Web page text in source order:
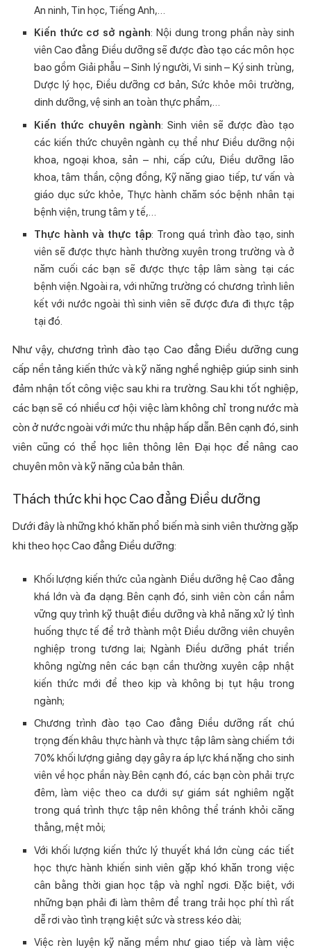
An ninh, Tin học, Tiếng Anh,…
Kiến thức cơ sở ngành: Nội dung trong phần này sinh
viên Cao đẳng Điều dưỡng sẽ được đào tạo các môn học
bao gồm Giải phẫu – Sinh lý người, Vi sinh – Ký sinh trùng,
Dược lý học, Điều dưỡng cơ bản, Sức khỏe môi trường,
dinh dưỡng, vệ sinh an toàn thực phẩm,…
Kiến thức chuyên ngành: Sinh viên sẽ được đào tạo
các kiến thức chuyên ngành cụ thể như Điều dưỡng nội
khoa, ngoại khoa, sản – nhi, cấp cứu, Điều dưỡng lão
khoa, tâm thần, cộng đồng, Kỹ năng giao tiếp, tư vấn và
giáo dục sức khỏe, Thực hành chăm sóc bệnh nhân tại
bệnh viện, trung tâm y tế,…
Thực hành và thực tập: Trong quá trình đào tạo, sinh
viên sẽ được thực hành thường xuyên trong trường và ở
năm cuối các bạn sẽ được thực tập lâm sàng tại các
bệnh viện. Ngoài ra, với những trường có chương trình liên
kết với nước ngoài thì sinh viên sẽ được đưa đi thực tập
tại đó.
Như vậy, chương trình đào tạo Cao đẳng Điều dưỡng cung
cấp nền tảng kiến thức và kỹ năng nghề nghiệp giúp sinh sinh
đảm nhận tốt công việc sau khi ra trường. Sau khi tốt nghiệp,
các bạn sẽ có nhiều cơ hội việc làm không chỉ trong nước mà
còn ở nước ngoài với mức thu nhập hấp dẫn. Bên cạnh đó, sinh
viên cũng có thể học liên thông lên Đại học để nâng cao
chuyên môn và kỹ năng của bản thân.
Thách thức khi học Cao đẳng Điều dưỡng
Dưới đây là những khó khăn phổ biến mà sinh viên thường gặp
khi theo học Cao đẳng Điều dưỡng:
Khối lượng kiến thức của ngành Điều dưỡng hệ Cao đẳng
khá lớn và đa dạng. Bên cạnh đó, sinh viên còn cần nắm
vững quy trình kỹ thuật điều dưỡng và khả năng xử lý tình
huống thực tế để trở thành một Điều dưỡng viên chuyên
nghiệp trong tương lai; Ngành Điều dưỡng phát triển
không ngừng nên các bạn cần thường xuyên cập nhật
kiến thức mới để theo kịp và không bị tụt hậu trong
ngành;
Chương trình đào tạo Cao đẳng Điều dưỡng rất chú
trọng đến khâu thực hành và thực tập lâm sàng chiếm tới
70% khối lượng giảng dạy gây ra áp lực khá nặng cho sinh
viên về học phần này. Bên cạnh đó, các bạn còn phải trực
đêm, làm việc theo ca dưới sự giám sát nghiêm ngặt
trong quá trình thực tập nên không thể tránh khỏi căng
thẳng, mệt mỏi;
Với khối lượng kiến thức lý thuyết khá lớn cùng các tiết
học thực hành khiến sinh viên gặp khó khăn trong việc
cân bằng thời gian học tập và nghỉ ngơi. Đặc biệt, với
những bạn phải đi làm thêm để trang trải học phí thì rất
dễ rơi vào tình trạng kiệt sức và stress kéo dài;
Việc rèn luyện kỹ năng mềm như giao tiếp và làm việc